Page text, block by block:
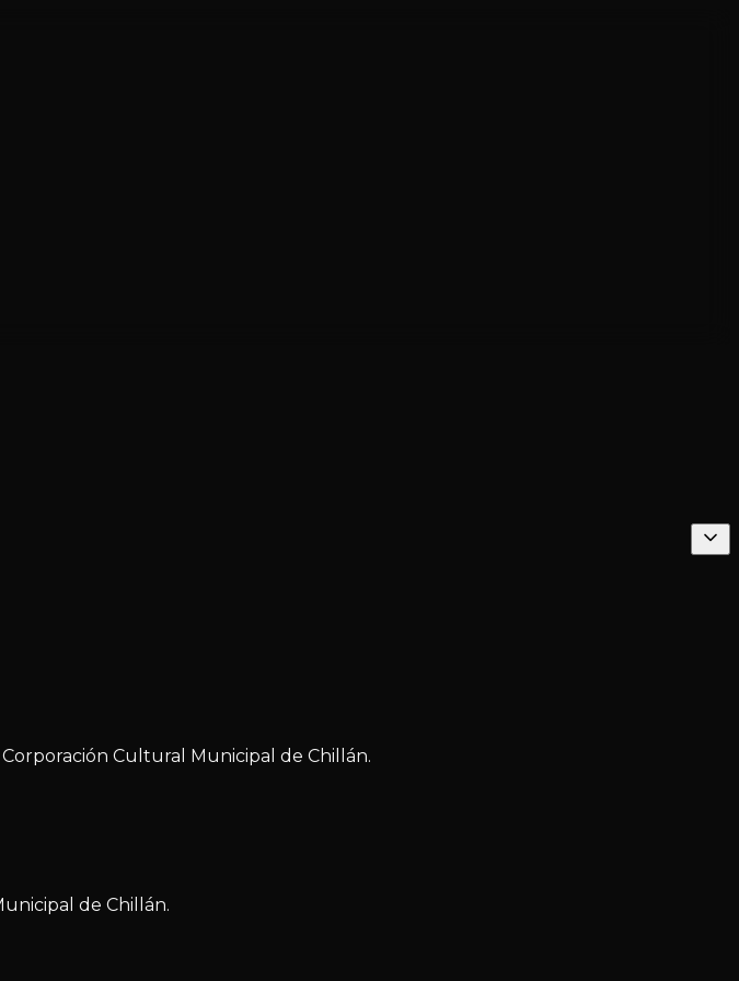
Cultural Municipal de Chillán.
de Chillán.